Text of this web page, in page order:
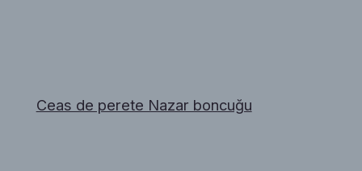
Ceas de perete Nazar boncuğu